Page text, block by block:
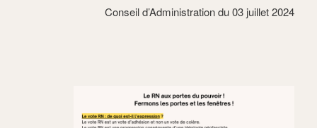
Conseil d’Administration du 03 juillet 2024